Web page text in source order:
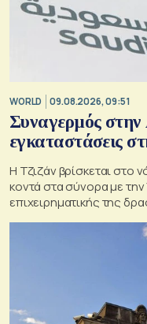
WORLD 09.08.2026, 09:51
Συναγερμός
Η Τζιζάν βρίσκεται στο
κοντά στα σύνορα με
επιχειρηματικής της